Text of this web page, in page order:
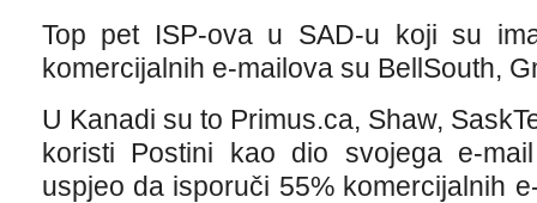
Top pet ISP-ova u SAD-u koji su
komercijalnih e-mailova su BellSouth,
U Kanadi su to Primus.ca, Shaw,
koristi Postini kao dio svojega e-
uspjeo da isporuči 55% komercijalnih